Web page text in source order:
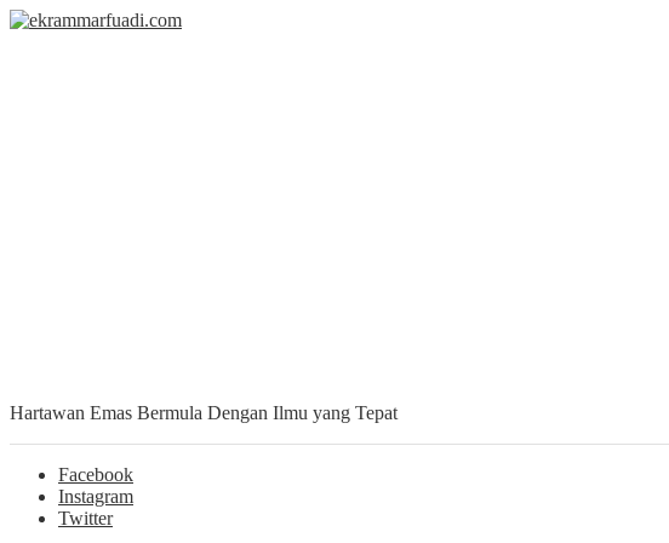
Hartawan Emas Bermula Dengan Ilmu yang Tepat
Facebook
Instagram
Twitter